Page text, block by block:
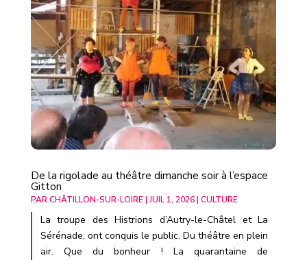
De la rigolade au théâtre dimanche soir à l’espace
Gitton
PARCHÂTILLON-SUR-LOIRE|JUIL 1, 2026| CULTURE
La troupe des Histrions d’Autry-le-Châtel et La
Sérénade, ont conquis le public. Du théâtre en plein
air. Que du bonheur ! La quarantaine de